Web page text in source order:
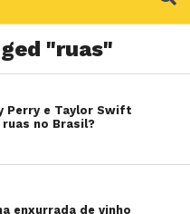
"ruas"
Perry e Taylor Swift
no Brasil?
enxurrada de vinho